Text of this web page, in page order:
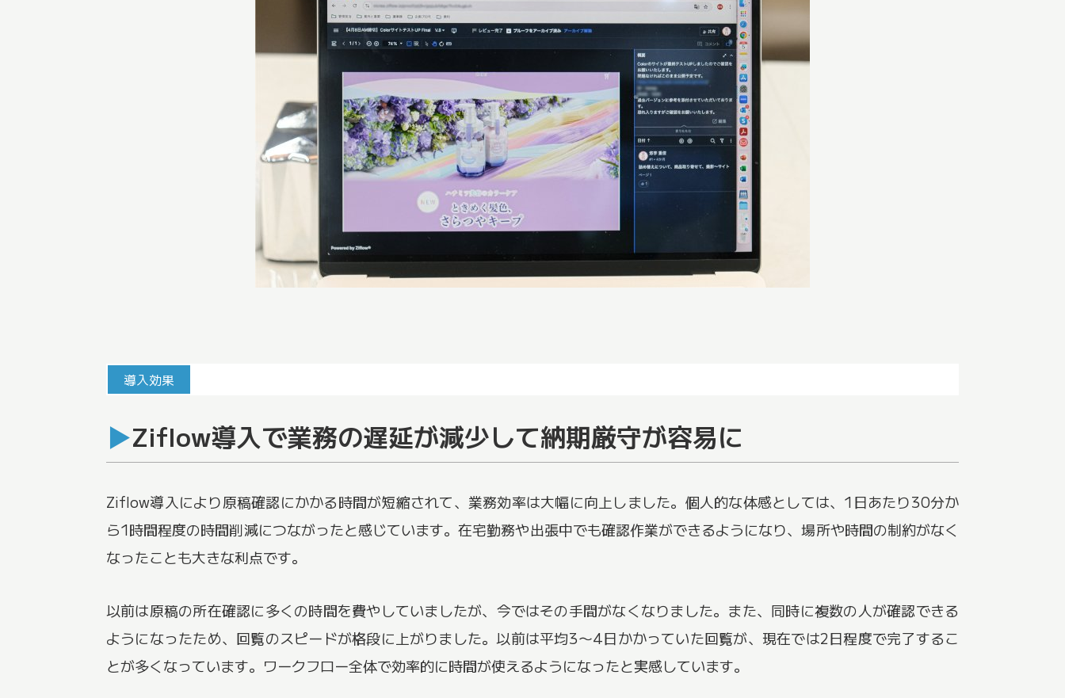
導入効果
Ziflow導入で業務の遅延が減少して納期厳守が容易に
Ziflow導入により原稿確認にかかる時間が短縮されて、業務効率は大幅に向上しました。個人的な体感としては、1日あたり30分か
ら1時間程度の時間削減につながったと感じています。在宅勤務や出張中でも確認作業ができるようになり、場所や時間の制約がなく
なったことも大きな利点です。
以前は原稿の所在確認に多くの時間を費やしていましたが、今ではその手間がなくなりました。また、同時に複数の人が確認できる
ようになったため、回覧のスピードが格段に上がりました。以前は平均3〜4日かかっていた回覧が、現在では2日程度で完了するこ
とが多くなっています。ワークフロー全体で効率的に時間が使えるようになったと実感しています。